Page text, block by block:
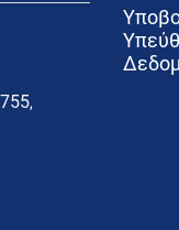
,